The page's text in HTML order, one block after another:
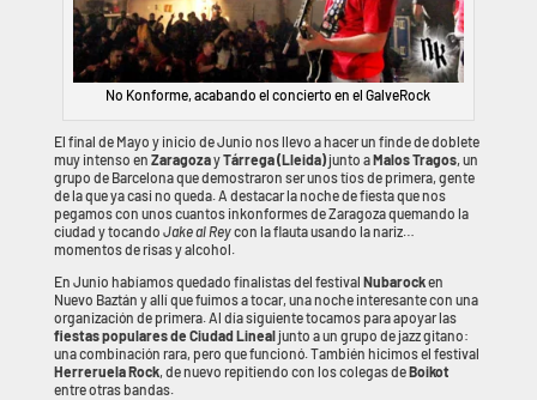
No Konforme, acabando el concierto en el GalveRock
El final de Mayo y inicio de Junio nos llevo a hacer un finde de doblete
muy intenso en ZaragozayTárrega (Lleida)junto aMalos Tragos, un
grupo de Barcelona que demostraron ser unos tíos de primera, gente
de la que ya casi no queda. A destacar la noche de fiesta que nos
pegamos con unos cuantos inkonformes de Zaragoza quemando la
ciudad y tocando Jake al Reycon la flauta usando la nariz…
momentos de risas y alcohol.
En Junio habíamos quedado finalistas del festival Nubarocken
Nuevo Baztán y allí que fuimos a tocar, una noche interesante con una
organización de primera. Al día siguiente tocamos para apoyar las
fiestas populares de Ciudad Linealjunto a un grupo de jazz gitano:
una combinación rara, pero que funcionó. También hicimos el festival
Herreruela Rock, de nuevo repitiendo con los colegas deBoikot
entre otras bandas.